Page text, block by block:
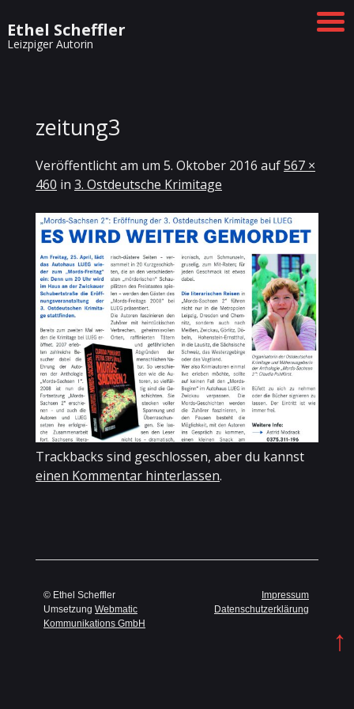
Ethel Scheffler
Leizpiger Autorin
zeitung3
Veröffentlicht am um5. Oktober 2016 auf567 ×
460 in3. Ostdeutsche Krimitage
Trackbacks sind geschlossen, aber du kannst
einen Kommentar hinterlassen.
© Ethel Scheffler
UmsetzungWebmatic
Kommunikations GmbH
Impressum
Datenschutzerklärung
↑